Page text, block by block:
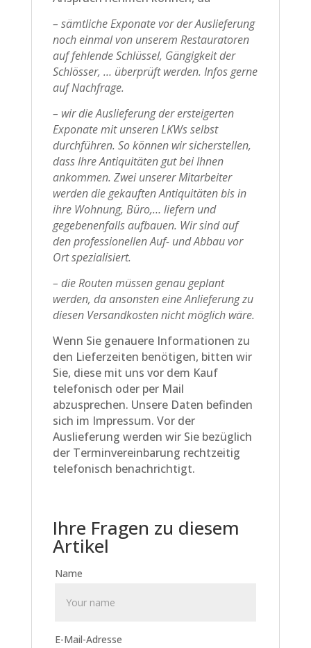
– sämtliche Exponate vor der Auslieferung
noch einmal von unserem Restauratoren
auf fehlende Schlüssel, Gängigkeit der
Schlösser, … überprüft werden. Infos gerne
auf Nachfrage.
– wir die Auslieferung der ersteigerten
Exponate mit unseren LKWs selbst
durchführen. So können wir sicherstellen,
dass Ihre Antiquitäten gut bei Ihnen
ankommen. Zwei unserer Mitarbeiter
werden die gekauften Antiquitäten bis in
ihre Wohnung, Büro,… liefern und
gegebenenfalls aufbauen. Wir sind auf
den professionellen Auf- und Abbau vor
Ort spezialisiert.
– die Routen müssen genau geplant
werden, da ansonsten eine Anlieferung zu
diesen Versandkosten nicht möglich wäre.
Wenn Sie genauere Informationen zu
den Lieferzeiten benötigen, bitten wir
Sie, diese mit uns vor dem Kauf
telefonisch oder per Mail
abzusprechen. Unsere Daten befinden
sich im Impressum. Vor der
Auslieferung werden wir Sie bezüglich
der Terminvereinbarung rechtzeitig
telefonisch benachrichtigt.
Ihre Fragen zu diesem
Artikel
Name
E-Mail-Adresse